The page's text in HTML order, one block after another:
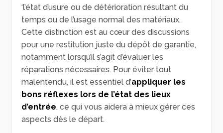
‘l’état d’usure ou de détérioration résultant du
temps ou de l’usage normal des matériaux.
Cette distinction est au cœur des discussions
pour une restitution juste du dépôt de garantie,
notamment lorsqu’il s’agit d’évaluer les
réparations nécessaires. Pour éviter tout
malentendu, il est essentiel d’appliquer les
bons réflexes lors de l’état des lieux
d’entrée, ce qui vous aidera à mieux gérer ces
aspects dès le départ.